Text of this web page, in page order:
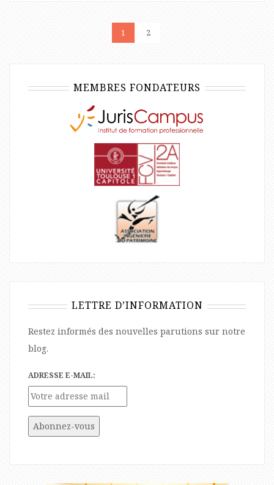
1 2
MEMBRES FONDATEURS
LETTRE D’INFORMATION
Restez informés des nouvelles parutions sur notre
blog.
ADRESSE E-MAIL: